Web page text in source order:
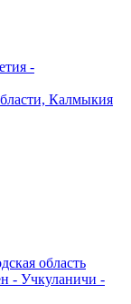
-
Калмыкия
область
- Учкуланичи -